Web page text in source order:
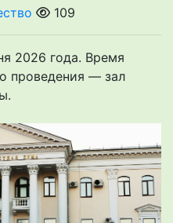
109
2026 года. Время
проведения — зал